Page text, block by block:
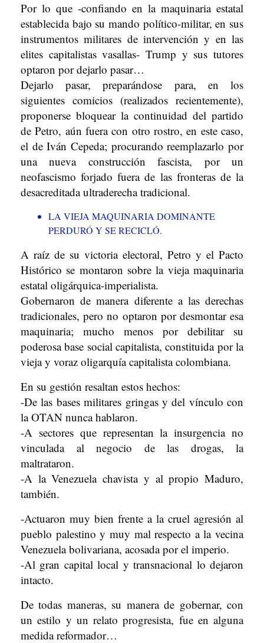
Por lo que -confiando en la maquinaria estatal
establecida bajo su mando político-militar, en sus
instrumentos militares de intervención y en las
elites capitalistas vasallas- Trump y sus tutores
optaron por dejarlo pasar…
Dejarlo pasar, preparándose para, en los
siguientes comicios (realizados recientemente),
proponerse bloquear la continuidad del partido
de Petro, aún fuera con otro rostro, en este caso,
el de Iván Cepeda; procurando reemplazarlo por
una nueva construcción fascista, por un
neofascismo forjado fuera de las fronteras de la
desacreditada ultraderecha tradicional.
LA VIEJA MAQUINARIA DOMINANTE
PERDURÓ Y SE RECICLÓ.
A raíz de su victoria electoral, Petro y el Pacto
Histórico se montaron sobre la vieja maquinaria
estatal oligárquica-imperialista.
Gobernaron de manera diferente a las derechas
tradicionales, pero no optaron por desmontar esa
maquinaria; mucho menos por debilitar su
poderosa base social capitalista, constituida por la
vieja y voraz oligarquía capitalista colombiana.
En su gestión resaltan estos hechos:
-De las bases militares gringas y del vínculo con
la OTAN nunca hablaron.
-A sectores que representan la insurgencia no
vinculada al negocio de las drogas, la
maltrataron.
-A la Venezuela chavista y al propio Maduro,
también.
-Actuaron muy bien frente a la cruel agresión al
pueblo palestino y muy mal respecto a la vecina
Venezuela bolivariana, acosada por el imperio.
-Al gran capital local y transnacional lo dejaron
intacto.
De todas maneras, su manera de gobernar, con
un estilo y un relato progresista, fue en alguna
medida reformador…